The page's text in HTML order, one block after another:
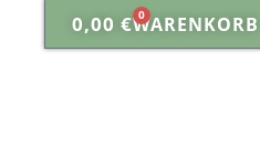
0,00 € 0
WARENKORB